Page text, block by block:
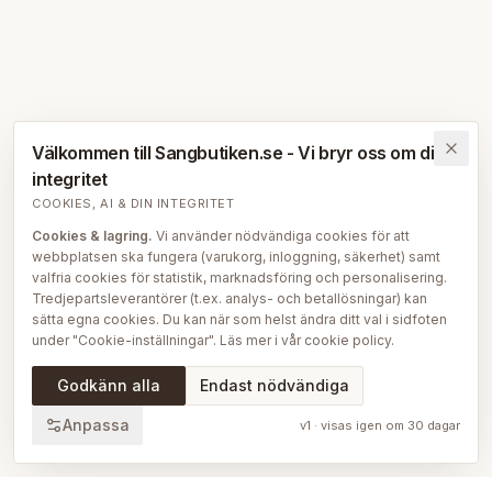
Välkommen till Sangbutiken.se - Vi bryr oss om din
integritet
COOKIES, AI & DIN INTEGRITET
Cookies & lagring. Vi använder nödvändiga cookies för att
webbplatsen ska fungera (varukorg, inloggning, säkerhet) samt
valfria cookies för statistik, marknadsföring och personalisering.
Tredjepartsleverantörer (t.ex. analys- och betallösningar) kan
sätta egna cookies. Du kan när som helst ändra ditt val i sidfoten
under "Cookie-inställningar". Läs mer i vår cookie policy.
AI på Sängbutiken.För att ge dig en bättre upplevelse använder
vi delvis AI-teknik — bl.a. för smartare sök- och
att skapa, översätta och redigera delar av vårt redaktionella
Godkänn alla Endast nödvändiga
Anpassa v1 · visas igen om 30 dagar